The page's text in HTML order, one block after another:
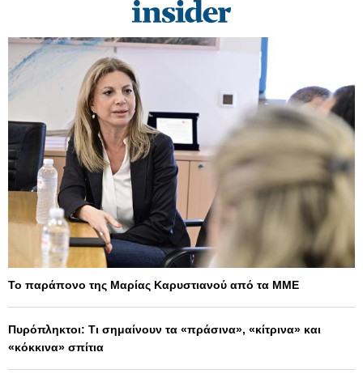
Το παράπονο της Μαρίας Καρυστιανού από τα ΜΜΕ
Πυρόπληκτοι: Τι σημαίνουν τα «πράσινα», «κίτρινα» και
«κόκκινα» σπίτια